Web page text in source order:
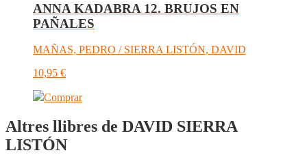
ANNA KADABRA 12. BRUJOS EN
PAÑALES
MAÑAS, PEDRO / SIERRA LISTÓN, DAVID
10,95 €
Comprar
Altres llibres de DAVID SIERRA
LISTÓN